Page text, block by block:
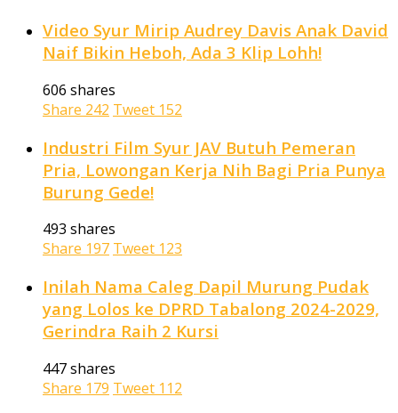
Video Syur Mirip Audrey Davis Anak David
Naif Bikin Heboh, Ada 3 Klip Lohh!
606 shares
Share 242 Tweet 152
Industri Film Syur JAV Butuh Pemeran
Pria, Lowongan Kerja Nih Bagi Pria Punya
Burung Gede!
493 shares
Share 197 Tweet 123
Inilah Nama Caleg Dapil Murung Pudak
yang Lolos ke DPRD Tabalong 2024-2029,
Gerindra Raih 2 Kursi
447 shares
Share 179 Tweet 112